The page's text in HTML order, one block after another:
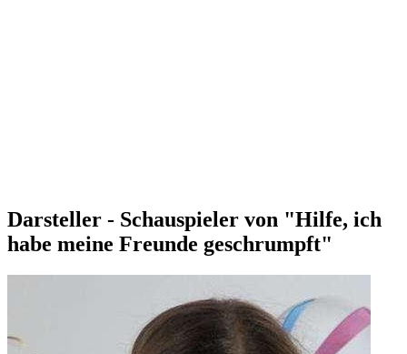
Darsteller - Schauspieler von "Hilfe, ich
habe meine Freunde geschrumpft"